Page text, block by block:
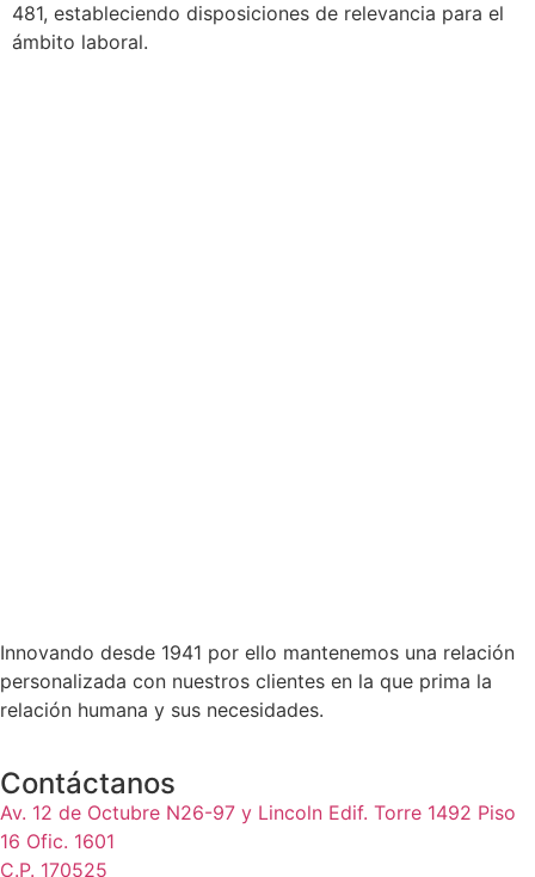
481, estableciendo disposiciones de relevancia para el
ámbito laboral.
Innovando desde 1941 por ello mantenemos una relación
personalizada con nuestros clientes en la que prima la
relación humana y sus necesidades.
Contáctanos
Av. 12 de Octubre N26-97 y Lincoln Edif. Torre 1492 Piso
16 Ofic. 1601
C.P. 170525